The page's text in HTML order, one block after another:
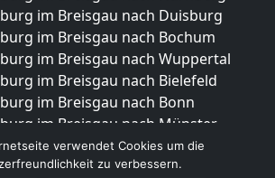
im Breisgau nach Duisburg
im Breisgau nach Bochum
im Breisgau nach Wuppertal
im Breisgau nach Bielefeld
im Breisgau nach Bonn
im Breisgau nach Münster
Umzüge
verwendet Cookies um die
zu verbessern.